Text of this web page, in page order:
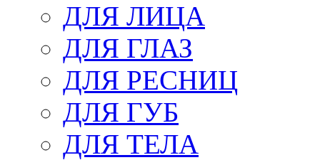
ДЛЯ ЛИЦА
ДЛЯ ГЛАЗ
ДЛЯ РЕСНИЦ
ДЛЯ ГУБ
ДЛЯ ТЕЛА